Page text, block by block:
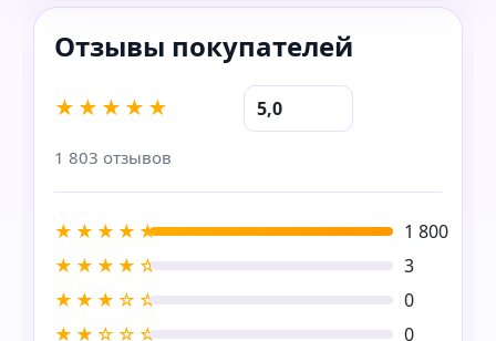
★★★★★ 5,0
1 803 отзывов
★★★★★
1 800
★★★★☆
3
★★★☆☆
0
★★☆☆☆
0